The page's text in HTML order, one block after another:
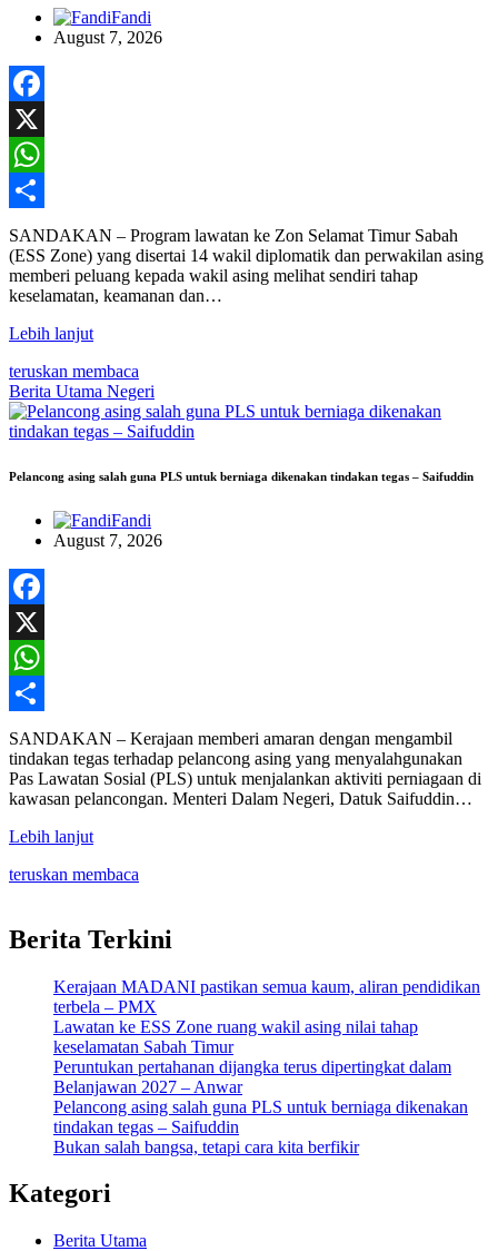
Fandi
August 7, 2026
Facebook
X
WhatsApp
Share
SANDAKAN – Program lawatan ke Zon Selamat Timur Sabah
(ESS Zone) yang disertai 14 wakil diplomatik dan perwakilan asing
memberi peluang kepada wakil asing melihat sendiri tahap
keselamatan, keamanan dan…
Lebih lanjut
teruskan membaca
Berita Utama Negeri
Pelancong asing salah guna PLS untuk berniaga dikenakan tindakan tegas – Saifuddin
Fandi
August 7, 2026
Facebook
X
WhatsApp
Share
SANDAKAN – Kerajaan memberi amaran dengan mengambil
tindakan tegas terhadap pelancong asing yang menyalahgunakan
Pas Lawatan Sosial (PLS) untuk menjalankan aktiviti perniagaan di
kawasan pelancongan. Menteri Dalam Negeri, Datuk Saifuddin…
Lebih lanjut
teruskan membaca
Berita Terkini
Kerajaan MADANI pastikan semua kaum, aliran pendidikan
terbela – PMX
Lawatan ke ESS Zone ruang wakil asing nilai tahap
keselamatan Sabah Timur
Peruntukan pertahanan dijangka terus dipertingkat dalam
Belanjawan 2027 – Anwar
Pelancong asing salah guna PLS untuk berniaga dikenakan
tindakan tegas – Saifuddin
Bukan salah bangsa, tetapi cara kita berfikir
Kategori
Berita Utama